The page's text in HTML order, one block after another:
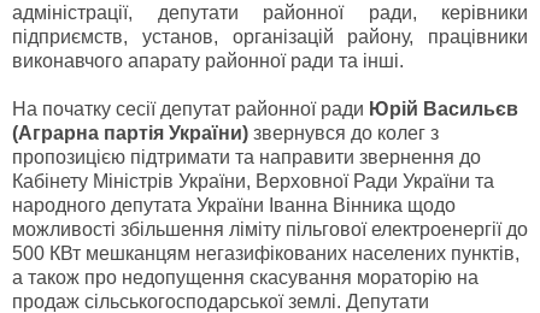
адміністрації, депутати районної ради, керівники
підприємств, установ, організацій району, працівники
виконавчого апарату районної ради та інші.
На початку сесії депутат районної ради Юрій Васильєв
(Аграрна партія України) звернувся до колег з
пропозицією підтримати та направити звернення до
Кабінету Міністрів України, Верховної Ради України та
народного депутата України Іванна Вінника щодо
можливості збільшення ліміту пільгової електроенергії до
500 КВт мешканцям негазифікованих населених пунктів,
а також про недопущення скасування мораторію на
продаж сільськогосподарської землі. Депутати